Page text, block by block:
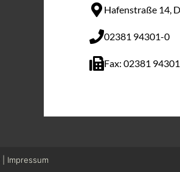
Hafenstraße 14,
02381 94301-0
Fax: 02381
Impressum